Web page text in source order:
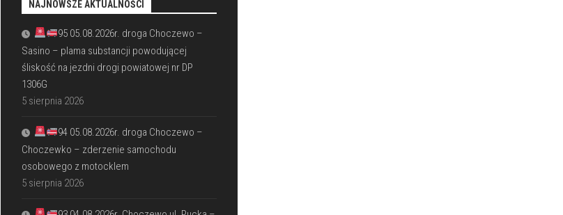
NAJNOWSZE AKTUALNOŚCI
95 05.08.2026r. droga Choczewo –
Sasino – plama substancji powodującej
śliskość na jezdni drogi powiatowej nr DP
1306G
5 sierpnia 2026
94 05.08.2026r. droga Choczewo –
Choczewko – zderzenie samochodu
osobowego z motocklem
5 sierpnia 2026